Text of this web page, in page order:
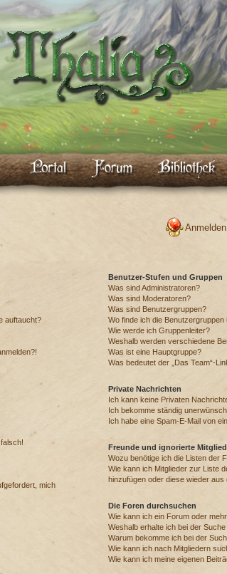
Anmelden
auftaucht?
mich
Benutzer-Stufen und Gruppen
Was sind Administratoren?
Was sind Moderatoren?
Was sind Benutzergruppen?
Wo finde ich die
Wie werde ich Gruppenleiter?
Weshalb werden verschiedene
Was ist eine Hauptgruppe?
Was bedeutet der „Das Team“-
Private Nachrichten
Ich kann keine Privaten
Ich bekomme ständig
Ich habe eine Spam-E-Mail von
Freunde und ignorierte
Wozu benötige ich die Listen der
Wie kann ich Mitglieder zur Liste
hinzufügen oder diese wieder aus
Die Foren durchsuchen
Wie kann ich ein Forum oder
Weshalb erhalte ich bei der
Warum bekomme ich bei der
Wie kann ich nach Mitgliedern
Wie kann ich meine eigenen